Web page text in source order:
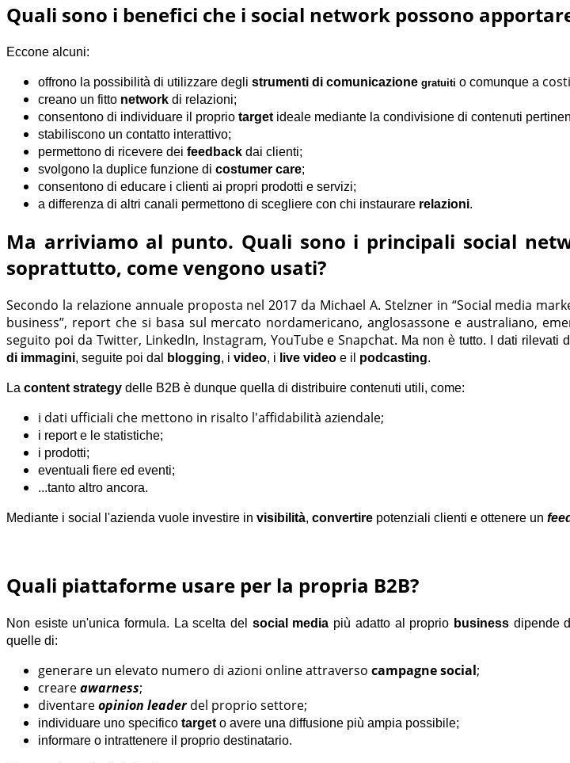
Quali sono i benefici che i social network possono
Eccone alcuni:
offrono la possibilità di utilizzare degli strumenti di comunicazione gratuiti o comunque a
creano un fitto network di relazioni;
consentono di individuare il proprio target ideale mediante la condivisione di contenuti
stabiliscono un contatto interattivo;
permettono di ricevere dei feedback dai clienti;
svolgono la duplice funzione di costumer care;
consentono di educare i clienti ai propri prodotti e servizi;
a differenza di altri canali permettono di scegliere con chi instaurare relazioni.
Ma arriviamo al punto. Quali sono i principali social
soprattutto, come vengono usati?
Secondo la relazione annuale proposta nel 2017 da Michael A. Stelzner in “Social media
business”, report che si basa sul mercato nordamericano, anglosassone e australiano,
seguito poi da Twitter, LinkedIn, Instagram, YouTube e Snapchat. Ma non è tutto. I dati rilevati
di immagini, seguite poi dal blogging, i video, i live video e il podcasting.
La content strategy delle B2B è dunque quella di distribuire contenuti utili, come:
i dati ufficiali che mettono in risalto l'affidabilità aziendale;
i report e le statistiche;
i prodotti;
eventuali fiere ed eventi;
...tanto altro ancora.
Mediante i social l'azienda vuole investire in visibilità, convertire potenziali clienti e ottenere un
Quali piattaforme usare per la propria B2B?
Non esiste un'unica formula. La scelta del social media più adatto al proprio businessdipende
quelle di:
generare un elevato numero di azioni online attraverso campagne social;
creareawarness;
diventareopinion leaderdel proprio settore;
individuare uno specifico target o avere una diffusione più ampia possibile;
informare o intrattenere il proprio destinatario.